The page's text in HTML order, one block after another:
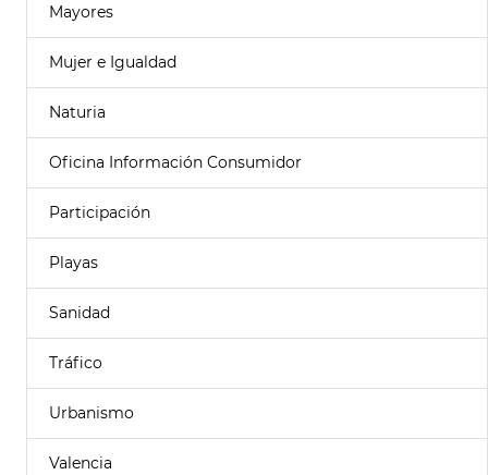
Mayores
Mujer e Igualdad
Naturia
Oficina Información Consumidor
Participación
Playas
Sanidad
Tráfico
Urbanismo
Valencia